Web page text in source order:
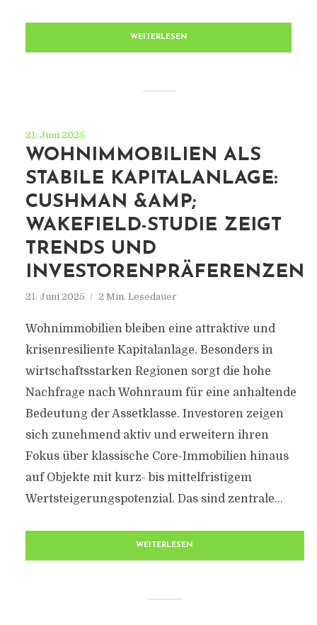
WEITERLESEN
21. Juni 2025
WOHNIMMOBILIEN ALS
STABILE KAPITALANLAGE:
CUSHMAN &AMP;
WAKEFIELD-STUDIE ZEIGT
TRENDS UND
INVESTORENPRÄFERENZEN
21. Juni 2025 2 Min. Lesedauer
Wohnimmobilien bleiben eine attraktive und
krisenresiliente Kapitalanlage. Besonders in
wirtschaftsstarken Regionen sorgt die hohe
Nachfrage nach Wohnraum für eine anhaltende
Bedeutung der Assetklasse. Investoren zeigen
sich zunehmend aktiv und erweitern ihren
Fokus über klassische Core-Immobilien hinaus
auf Objekte mit kurz- bis mittelfristigem
Wertsteigerungspotenzial. Das sind zentrale...
WEITERLESEN